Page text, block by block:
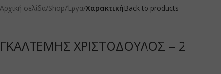
Αρχική σελίδα Shop Έργα ΧαρακτικήBack to products
ΓΚΑΛΤΕΜΗΣ ΧΡΙΣΤΟΔΟΥΛΟΣ – 2